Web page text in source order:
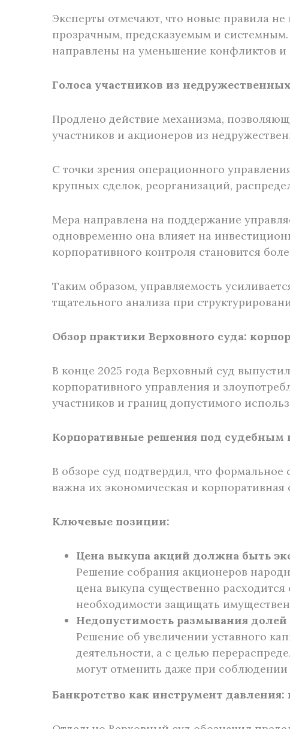
Эксперты отмечают, что новые правила
прозрачным, предсказуемым и
направлены на уменьшение конфликтов
Голоса участников из
Продлено действие механизма,
участников и акционеров из
С точки зрения операционного
крупных сделок, реорганизаций,
Мера направлена на поддержание
одновременно она влияет на
корпоративного контроля становится
Таким образом, управляемость
тщательного анализа при
Обзор практики Верховного суда:
В конце 2025 года Верховный суд
корпоративного управления и
участников и границ допустимого
Корпоративные решения под судебным
В обзоре суд подтвердил, что
важна их экономическая и корпоративная
Ключевые позиции:
Цена выкупа акций должна быть
Решение собрания акционеров
цена выкупа существенно
необходимости защищать
Недопустимость размывания
Решение об увеличении уставного
деятельности, а с целью
могут отменить даже при
Банкротство как инструмент давления: